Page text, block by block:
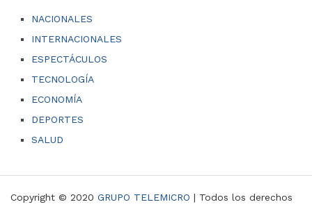
NACIONALES
INTERNACIONALES
ESPECTÁCULOS
TECNOLOGÍA
ECONOMÍA
DEPORTES
SALUD
Copyright © 2020 GRUPO TELEMICRO | Todos los derechos